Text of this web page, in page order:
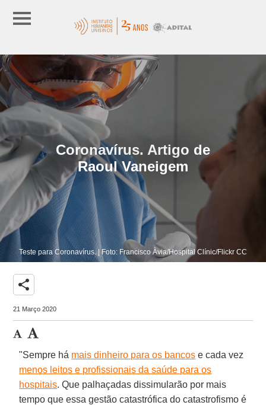
Coronavírus. Artigo de
Raoul Vaneigem
Teste para Coronavírus. | Foto: Francisco Àvia/Hospital Clínic/Flickr CC
share
21 Março 2020
"Sempre há mais dinheiro para os bancos e cada vez
menos leitos e profissionais da saúde para os
hospitais. Que palhaçadas dissimularão por mais
tempo que essa gestão catastrófica do catastrofismo é